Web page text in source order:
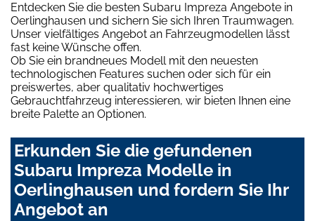
Entdecken Sie die besten Subaru Impreza Angebote in
Oerlinghausen und sichern Sie sich Ihren Traumwagen.
Unser vielfältiges Angebot an Fahrzeugmodellen lässt
fast keine Wünsche offen.
Ob Sie ein brandneues Modell mit den neuesten
technologischen Features suchen oder sich für ein
preiswertes, aber qualitativ hochwertiges
Gebrauchtfahrzeug interessieren, wir bieten Ihnen eine
breite Palette an Optionen.
Erkunden Sie die gefundenen
Subaru Impreza Modelle in
Oerlinghausen und fordern Sie Ihr
Angebot an